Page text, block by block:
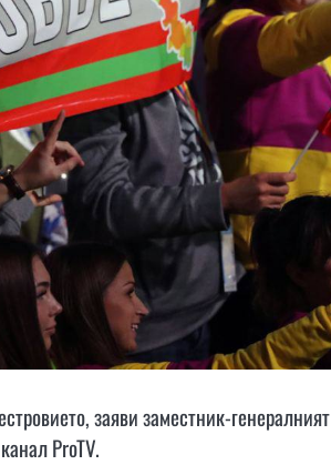
заяви заместник-генералният
ProTV.